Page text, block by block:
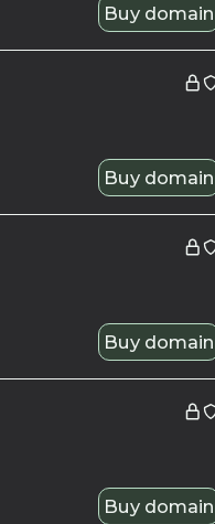
Buy domain
Buy domain
Buy domain
Buy domain